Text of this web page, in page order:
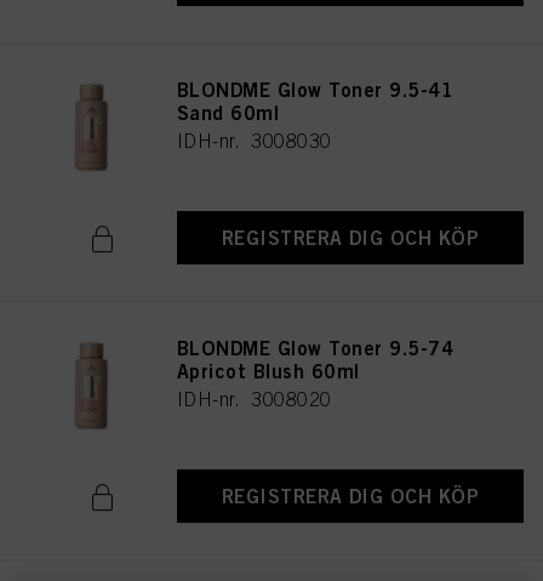
BLONDME Glow Toner 9.5-41
Sand 60ml
IDH-nr. 3008030
REGISTRERA DIG OCH KÖP
BLONDME Glow Toner 9.5-74
Apricot Blush 60ml
IDH-nr. 3008020
REGISTRERA DIG OCH KÖP